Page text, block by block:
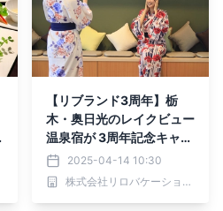
【リブランド3周年】栃
木・奥日光のレイクビュー
温泉宿が 3周年記念キャン
ペーン開催｜2025年4月1
4日～
2025-04-14 10:30
株式会社リロバケーションズ